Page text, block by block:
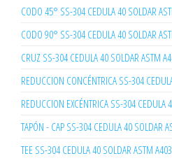
CODO 45° SS-304 CEDULA 40 SOLDAR
CODO 90° SS-304 CEDULA 40 SOLDAR
CRUZ SS-304 CEDULA 40 SOLDAR ASTM
REDUCCION CONCÉNTRICA SS-304
REDUCCION EXCÉNTRICA SS-304 CEDULA
TAPÓN - CAP SS-304 CEDULA 40 SOLDAR
TEE SS-304 CEDULA 40 SOLDAR ASTM